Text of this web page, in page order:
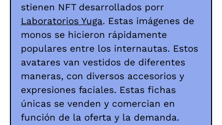
stienen NFT desarrollados porr
Laboratorios Yuga. Estas imágenes de
monos se hicieron rápidamente
populares entre los internautas. Estos
avatares van vestidos de diferentes
maneras, con diversos accesorios y
expresiones faciales. Estas fichas
únicas se venden y comercian en
función de la oferta y la demanda.